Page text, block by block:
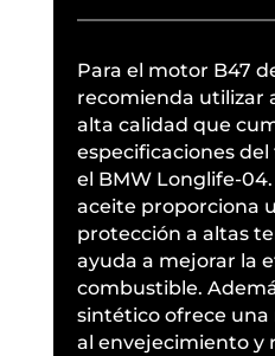
Para el motor B47
recomienda utilizar
alta calidad que
especificaciones
el BMW Longlife-
aceite proporciona
protección a altas
ayuda a mejorar la
combustible.
sintético ofrece una
al envejecimiento y